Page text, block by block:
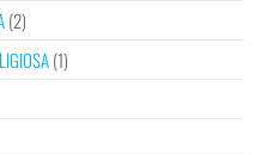
(2)
(1)